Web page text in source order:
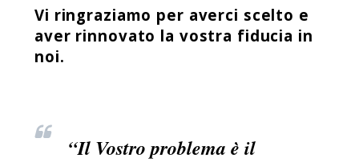
Vi ringraziamo per averci scelto e
aver rinnovato la vostra fiducia in
noi.
“Il Vostro problema è il